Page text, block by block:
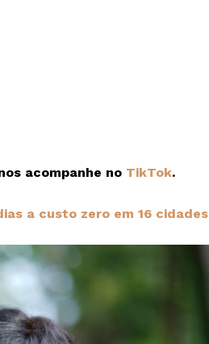
acompanhe no TikTok.
a custo zero em 16 cidades